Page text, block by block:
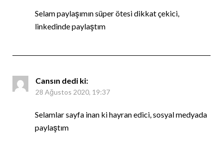
Selam paylaşımın süper ötesi dikkat çekici,
linkedinde paylaştım
Cansın dedi ki:
28 Ağustos 2020, 19:37
Selamlar sayfa inan ki hayran edici, sosyal medyada
paylaştım